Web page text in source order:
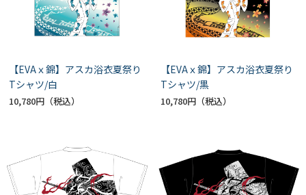
【EVAｘ錦】アスカ浴衣夏祭り
Tシャツ/白
10,780円
【EVAｘ錦】アスカ浴衣夏祭り
Tシャツ/黒
10,780円